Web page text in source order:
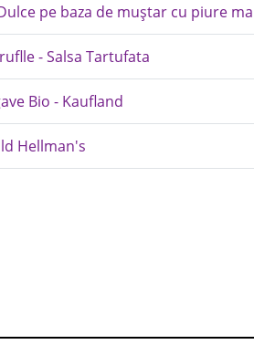
pe baza de muștar cu piure
- Salsa Tartufata
Bio - Kaufland
Hellman's